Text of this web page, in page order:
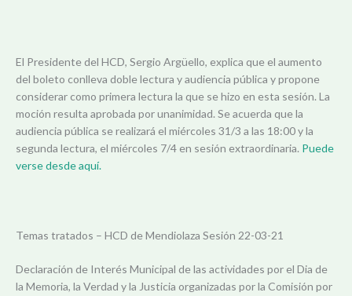
El Presidente del HCD, Sergio Argüello, explica que el aumento
del boleto conlleva doble lectura y audiencia pública y propone
considerar como primera lectura la que se hizo en esta sesión. La
moción resulta aprobada por unanimidad. Se acuerda que la
audiencia pública se realizará el miércoles 31/3 a las 18:00 y la
segunda lectura, el miércoles 7/4 en sesión extraordinaria. Puede
verse desde aquí.
Temas tratados – HCD de Mendiolaza Sesión 22-03-21
Declaración de Interés Municipal de las actividades por el Dia de
la Memoria, la Verdad y la Justicia organizadas por la Comisión por